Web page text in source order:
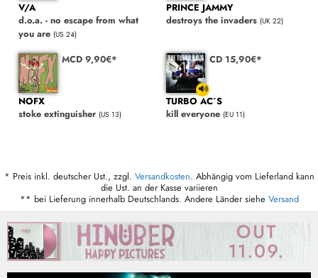
V/A
d.o.a. - no escape from what
you are (US 24)
PRINCE JAMMY
destroys the invaders (UK 22)
MCD 9,90€*
NOFX
stoke extinguisher (US 13)
CD 15,90€*
TURBO AC´S
kill everyone (EU 11)
* Preis inkl. deutscher Ust., zzgl. Versandkosten. Abhängig vom Lieferland kann
die Ust. an der Kasse variieren
** bei Lieferung innerhalb Deutschlands. Andere Länder siehe Versand